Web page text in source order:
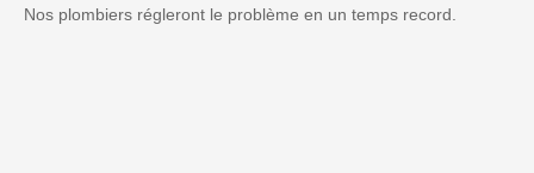
Nos plombiers régleront le problème en un temps record.